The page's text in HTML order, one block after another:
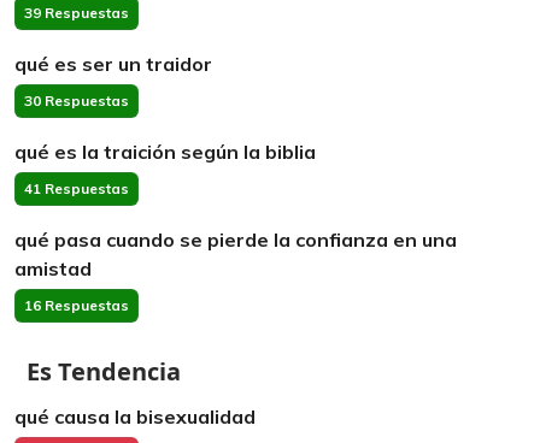
39 Respuestas
qué es ser un traidor
30 Respuestas
qué es la traición según la biblia
41 Respuestas
qué pasa cuando se pierde la confianza en una
amistad
16 Respuestas
Es Tendencia
qué causa la bisexualidad